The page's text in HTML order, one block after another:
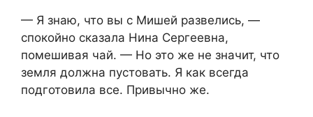
— Я знаю, что вы с Мишей развелись, —
спокойно сказала Нина Сергеевна,
помешивая чай. — Но это же не значит, что
земля должна пустовать. Я как всегда
подготовила все. Привычно же.